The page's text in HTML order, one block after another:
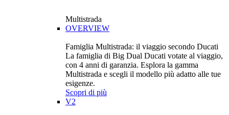
Multistrada
OVERVIEW
Famiglia Multistrada: il viaggio secondo Ducati
La famiglia di Big Dual Ducati votate al viaggio,
con 4 anni di garanzia. Esplora la gamma
Multistrada e scegli il modello più adatto alle tue
esigenze.
Scopri di più
V2